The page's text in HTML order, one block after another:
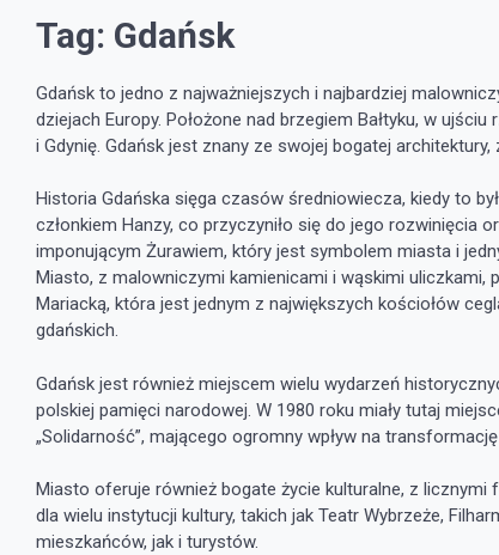
Tag: Gdańsk
Gdańsk to jedno z najważniejszych i najbardziej
dziejach Europy. Położone nad brzegiem Bałtyku, w
i Gdynię. Gdańsk jest znany ze swojej bogatej
Historia Gdańska sięga czasów średniowiecza, kiedy to
członkiem Hanzy, co przyczyniło się do jego rozwinięcia
imponującym Żurawiem, który jest symbolem miasta i
Miasto, z malowniczymi kamienicami i wąskimi uliczkami,
Mariacką, która jest jednym z największych kościołów
gdańskich.
Gdańsk jest również miejscem wielu wydarzeń
polskiej pamięci narodowej. W 1980 roku miały tutaj
„Solidarność”, mającego ogromny wpływ na
Miasto oferuje również bogate życie kulturalne, z
dla wielu instytucji kultury, takich jak Teatr Wybrzeże,
mieszkańców, jak i turystów.